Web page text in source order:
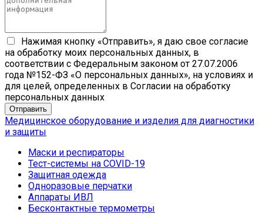
Нажимая кнопку «Отправить», я даю свое согласие
на обработку моих персональных данных, в
соответствии с Федеральным законом от 27.07.2006
года №152-ФЗ «О персональных данных», на условиях и
для целей, определенных в Согласии на обработку
персональных данных
Медицинское оборудование и изделия для диагностики
и защиты
Маски и респираторы
Тест-системы на COVID-19
Защитная одежда
Одноразовые перчатки
Аппараты ИВЛ
Бесконтактные термометры